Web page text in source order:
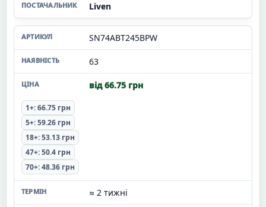
Liven
SN74ABT245BPW
63
від 66.75 грн
1+: 66.75 грн
5+: 59.26 грн
18+: 53.13 грн
47+: 50.4 грн
70+: 48.36 грн
≈ 2 тижні